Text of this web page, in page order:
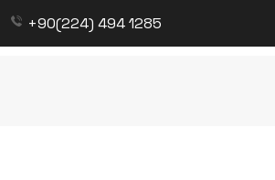
+90(224) 494 1285